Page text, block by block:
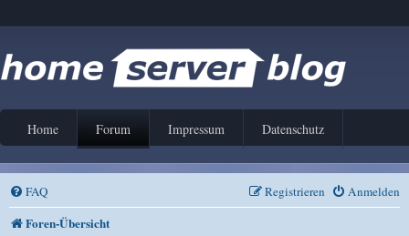
Home Forum Impressum Datenschutz
FAQ Anmelden
Registrieren
Foren-Übersicht